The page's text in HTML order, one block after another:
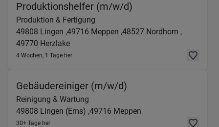
Produktionshelfer (m/w/d)
Produktion & Fertigung
49808 Lingen ,49716 Meppen ,48527 Nordhorn ,
49770 Herzlake
4 Wochen, 1 Tage her
Gebäudereiniger (m/w/d)
Reinigung & Wartung
49808 Lingen (Ems) ,49716 Meppen
30+ Tage her